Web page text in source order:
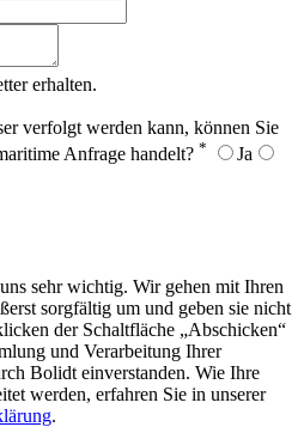
erhalten.
verfolgt werden kann, können Sie
Anfrage handelt? *
Ja
sehr wichtig. Wir gehen mit Ihren
sorgfältig um und geben sie nicht
der Schaltfläche „Abschicken“
und Verarbeitung Ihrer
Bolidt einverstanden. Wie Ihre
werden, erfahren Sie in unserer
.